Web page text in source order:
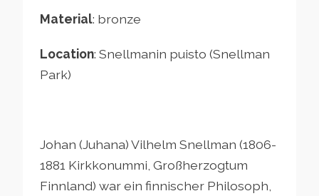
Material: bronze
Location: Snellmanin puisto (Snellman
Park)
Johan (Juhana) Vilhelm Snellman (1806-
1881 Kirkkonummi, Großherzogtum
Finnland) war ein finnischer Philosoph,